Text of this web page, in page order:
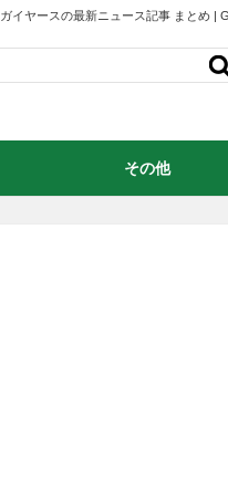
ガイヤースの最新ニュース記事 まとめ |
その他